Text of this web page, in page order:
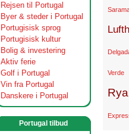
Rejsen til Portugal
Byer & steder i Portugal
Portugisisk sprog
Portugisisk kultur
Bolig & investering
Aktiv ferie
Golf i Portugal
Vin fra Portugal
Danskere i Portugal
Portugal tilbud
Verde